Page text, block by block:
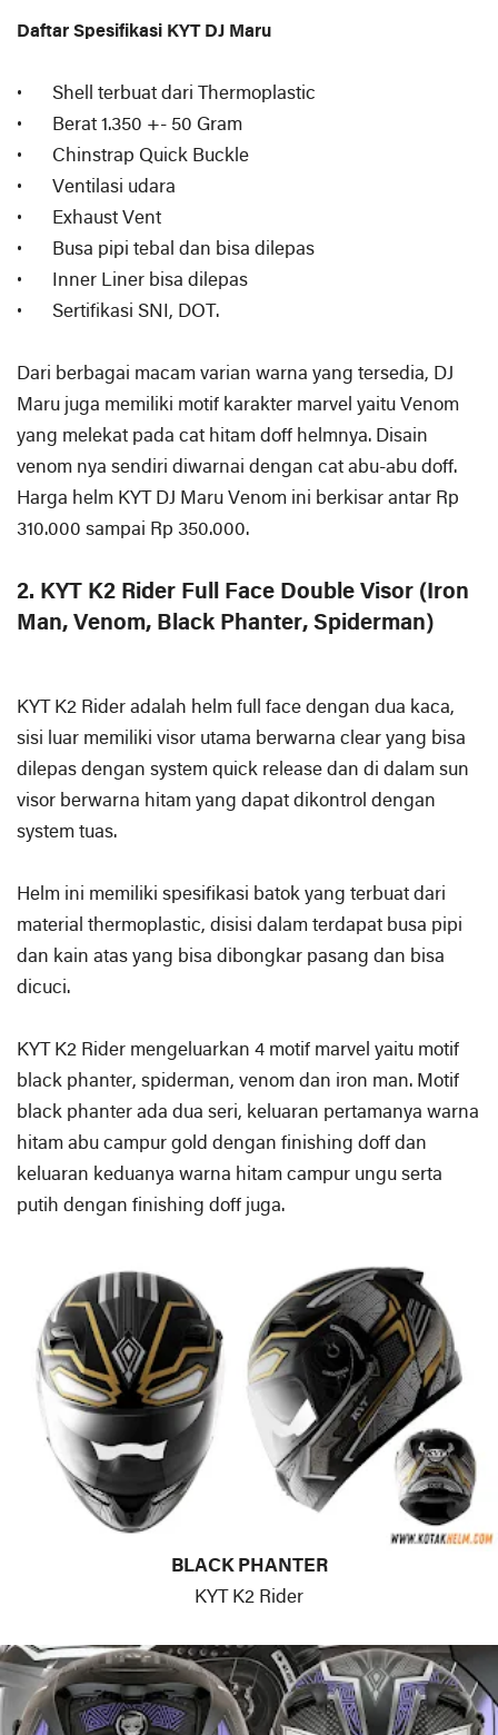
Daftar Spesifikasi KYT DJ Maru
•
Shell terbuat dari Thermoplastic
•
Berat 1.350 +- 50 Gram
•
Chinstrap Quick Buckle
•
Ventilasi udara
•
Exhaust Vent
•
Busa pipi tebal dan bisa dilepas
•
Inner Liner bisa dilepas
•
Sertifikasi SNI, DOT.
Dari berbagai macam varian warna yang tersedia, DJ
Maru juga memiliki motif karakter marvel yaitu Venom
yang melekat pada cat hitam doff helmnya. Disain
venom nya sendiri diwarnai dengan cat abu-abu doff.
Harga helm KYT DJ Maru Venom ini berkisar antar Rp
310.000 sampai Rp 350.000.
2. KYT K2 Rider Full Face Double Visor (Iron
Man, Venom, Black Phanter, Spiderman)
KYT K2 Rider adalah helm full face dengan dua kaca,
sisi luar memiliki visor utama berwarna clear yang bisa
dilepas dengan system quick release dan di dalam sun
visor berwarna hitam yang dapat dikontrol dengan
system tuas.
Helm ini memiliki spesifikasi batok yang terbuat dari
material thermoplastic, disisi dalam terdapat busa pipi
dan kain atas yang bisa dibongkar pasang dan bisa
dicuci.
KYT K2 Rider mengeluarkan 4 motif marvel yaitu motif
black phanter, spiderman, venom dan iron man. Motif
black phanter ada dua seri, keluaran pertamanya warna
hitam abu campur gold dengan finishing doff dan
keluaran keduanya warna hitam campur ungu serta
putih dengan finishing doff juga.
BLACK PHANTER
KYT K2 Rider